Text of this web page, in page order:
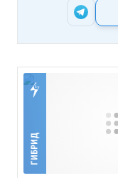
ГИБРИД